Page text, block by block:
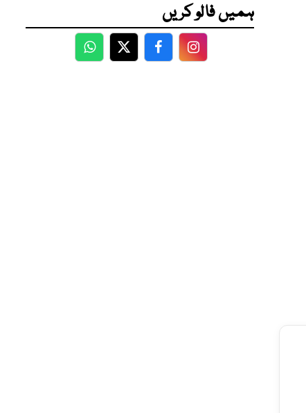
ہمیں فالو کریں
WhatsApp
TwitterFacebookFacebook